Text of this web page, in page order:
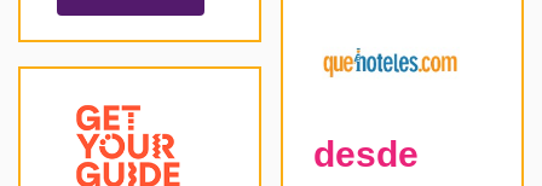
desde